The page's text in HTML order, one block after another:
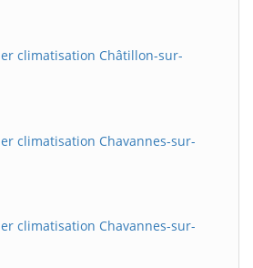
climatisation Châtillon-sur-
climatisation Chavannes-sur-
climatisation Chavannes-sur-